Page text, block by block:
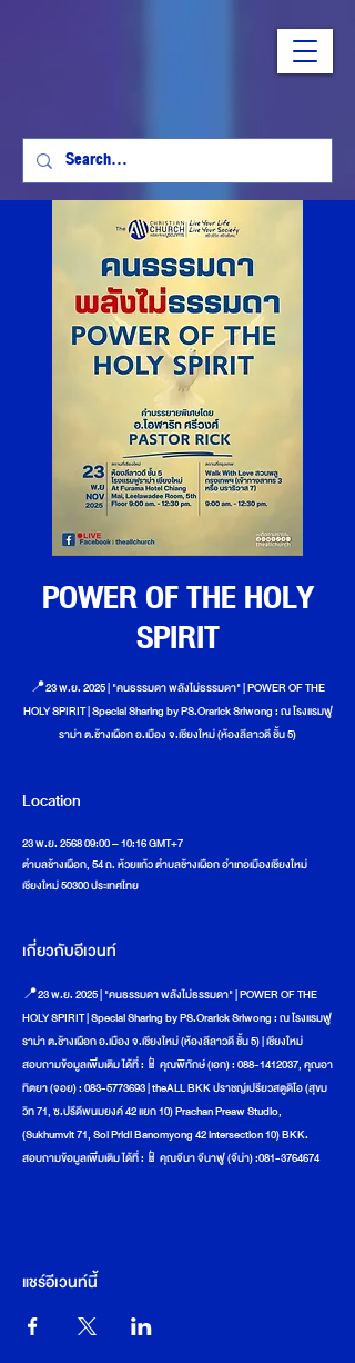
POWER OF THE HOLY
SPIRIT
📍23 พ.ย. 2025 | "คนธรรมดา พลังไม่ธรรมดา" | POWER OF THE
HOLY SPIRIT | Special Sharing by PS.Orarick Sriwong : ณ โรงแรมฟู
ราม่า ต.ช้างเผือก อ.เมือง จ.เชียงใหม่ (ห้องลีลาวดี ชั้น 5)
Location
23 พ.ย. 2568 09:00 – 10:16 GMT+7
ตำบลช้างเผือก, 54 ถ. ห้วยแก้ว ตำบลช้างเผือก อำเภอเมืองเชียงใหม่
เชียงใหม่ 50300 ประเทศไทย
เกี่ยวกับอีเวนท์
📍23 พ.ย. 2025 | "คนธรรมดา พลังไม่ธรรมดา" | POWER OF THE
HOLY SPIRIT | Special Sharing by PS.Orarick Sriwong : ณ โรงแรมฟู
ราม่า ต.ช้างเผือก อ.เมือง จ.เชียงใหม่ (ห้องลีลาวดี ชั้น 5) | เชียงใหม่
สอบถามข้อมูลเพิ่มเติม ได้ที่ :📱คุณพิทักษ์ (เอก) : 088-1412037, คุณอา
ทิตยา (จอย) : 083-5773693 | theALL BKK ปราชญ์เปรียวสตูดิโอ (สุขม
วิท 71, ซ.ปรีดีพนมยงค์ 42 แยก 10) Prachan Preaw Studio,
(Sukhumvit 71, Soi Pridi Banomyong 42 intersection 10) BKK.
สอบถามข้อมูลเพิ่มเติม ได้ที่ :📱คุณจีนา จีนาฟู (จีน่า) :081-3764674
แชร์อีเวนท์นี้